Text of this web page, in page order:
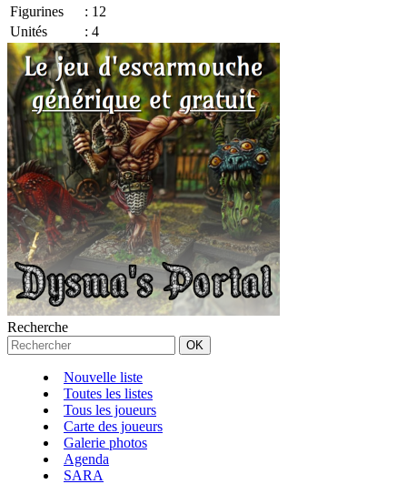
Figurines
: 12
Unités
: 4
Recherche
Nouvelle liste
Toutes les listes
Tous les joueurs
Carte des joueurs
Galerie photos
Agenda
SARA